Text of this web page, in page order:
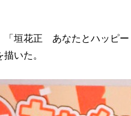
「垣花正 あなたとハッピ
いた。